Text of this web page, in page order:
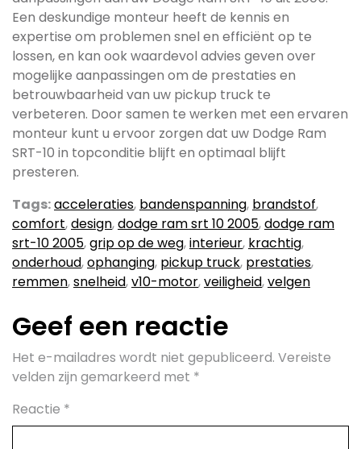
Een deskundige monteur heeft de kennis en
expertise om problemen snel en efficiënt op te
lossen, en kan ook waardevol advies geven over
mogelijke aanpassingen om de prestaties en
betrouwbaarheid van uw pickup truck te
verbeteren. Door samen te werken met een ervaren
monteur kunt u ervoor zorgen dat uw Dodge Ram
SRT-10 in topconditie blijft en optimaal blijft
presteren.
Tags:acceleraties, bandenspanning, brandstof,
comfort,design,dodge ram srt 10 2005,dodge ram
srt-10 2005,grip op de weg,interieur, krachtig,
onderhoud,ophanging, pickup truck, prestaties,
remmen,snelheid,v10-motor,veiligheid,velgen
Geef een reactie
Het e-mailadres wordt niet gepubliceerd. Vereiste
velden zijn gemarkeerd met *
Reactie *